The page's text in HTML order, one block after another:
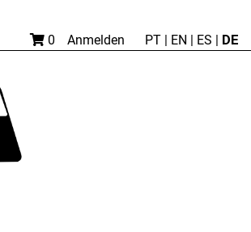
0 Anmelden PT | EN | ES | DE